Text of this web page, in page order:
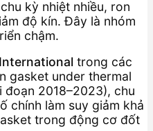
kỳ nhiệt nhiều, ron
độ kín. Đây là nhóm
chậm.
trong các
gasket under thermal
2018–2023), chu
chính làm suy giảm khả
trong động cơ đốt